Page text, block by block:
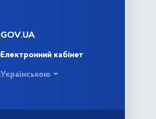
GOV.UA
Електронний кабінет
Українською